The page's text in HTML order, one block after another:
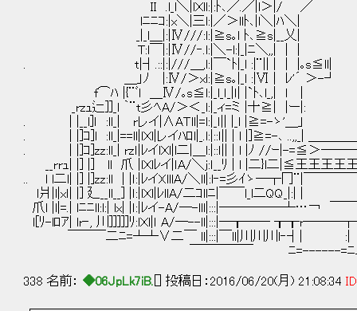
II .l_l＼|lＸll:|:ﾄ､／.／|l＞|/ ／ ヽ
lﾆﾆｺ:|x＼|三l:|／＞llﾄ､|l＼|ﾊ＼| .:|_彡
_|_l＿|:|Ⅳ///:l:|≧s｡l ﾄ､≧s|__乂| |≧z≦
T:l￣|:|Ⅳ//‐.l:|＼-l:|_|ﾆ＼,,| | | |＞||
. t|┤.::|:|///＿,l:|￣`ﾄ|_l :|¨|| | | |｡
＿」ﾉ |:Ⅳ/＞xl:|≧s｡|_l :|Ⅵ | ﾚ'´ ＞-┘
f⌒ﾊ |{¨ﾞl ＿Ⅳ/｡s≦l:|_l_ｌ_|ｌ| |`ﾄ､
_rzｭ辷]]_l ｀¨t彡ﾍA/＞＜_l:|_ィ=ミ |十≧|
. | |__l]ｌ :ll_| rレイ|∧AＴll|=l:|_ｌ|| |_l |≧=-
. | |]ｺ]l :ll_|==ll|lＸl|レイﾊﾛl|_.l:|::ｌ|| | l |]≧=-､ ..,,_|
. | |]ｺ]zz:ll_| rzｌ|ﾚイlＸl|l二|＿l:|::ｌ|| | l |ﾉ //
__rrｭ| |] |] ll 爪 |lＸlﾚイ|ｌA/＼j:ｌ__ﾘ | l |二}l二|≦王王
.. l l二l| |] |]zz:ll | |ｌ:|ﾚイXlllA/＼ll|:l‐=彡ｲゝ─┬冂¨|￣￣
l爿|l|xｌ| |] 廴__ll__] |ｌ:|lＸl|ﾚllA/二ｺllﾆ|￣￣l_l二
爪l |l|=.| lﾆﾆll:l:| lx| |ｌ:|ﾚイ-A/─-lll|:::|─────┴…￢ ￣￣
l[ﾘ-lﾛｱ| lr‐, 川]]]]]ﾘ:lＸl|ｌ A/─--ll|:::|─┰──
￣￣￣二ﾆ=┴┴∨二￣ ll|:::|￣ll|川川川l‐┤| :|
￣￣￣￣￣ ﾆ=------=ﾆ二ﾘ￣￣
338 名前： ◆06JpLk7iB. [] 投稿日：2016/06/20(月) 21:08:34